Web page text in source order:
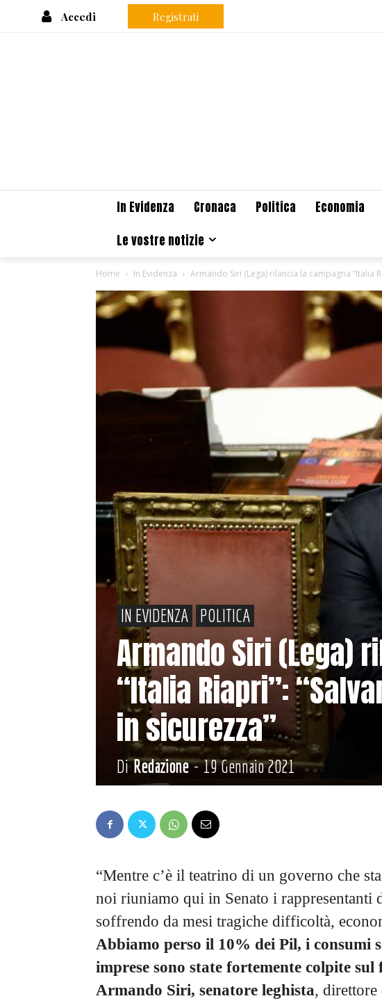
Accedi Registrati
In Evidenza Cronaca Politica Economia
Le vostre notizie
Home In Evidenza Armando Siri (Lega) rilancia la campagna “Italia
IN EVIDENZA POLITICA
Armando Siri (Lega)
“Italia Riapri”:
in sicurezza”
Di Redazione- 19 Gennaio 2021
“Mentre c’è il teatrino di un governo che
noi riuniamo qui in Senato i rappresentanti
soffrendo da mesi tragiche difficoltà,
Abbiamo perso il 10% dei Pil, i consumi
imprese sono state fortemente colpite
Armando Siri, senatore leghista, direttore